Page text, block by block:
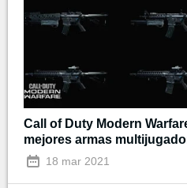
Call of Duty Modern
mejores armas
18 mar 2021